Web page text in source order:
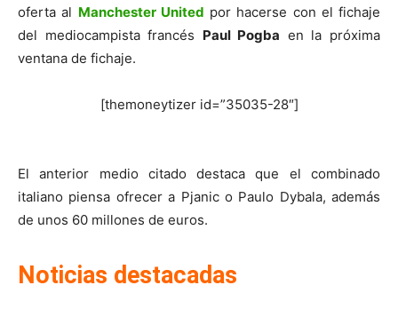
oferta al Manchester United por hacerse con el fichaje
del mediocampista francés Paul Pogba en la próxima
ventana de fichaje.
[themoneytizer id=”35035-28″]
El anterior medio citado destaca que el combinado
italiano piensa ofrecer a Pjanic o Paulo Dybala, además
de unos 60 millones de euros.
Noticias destacadas